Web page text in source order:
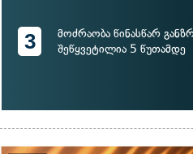
3
მოძრაობა წინასწარ
შეწყვეტილია 5 წუთამდე